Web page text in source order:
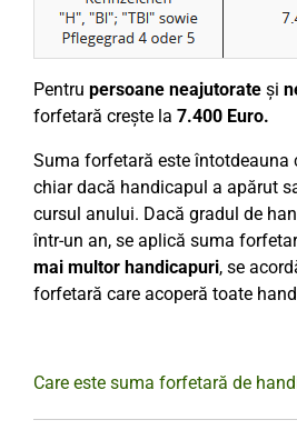
Pentru persoane neajutorate și
forfetară crește la 7.400 Euro.
Suma forfetară este întotdeauna
chiar dacă handicapul a apărut
cursul anului. Dacă gradul de
într-un an, se aplică suma
mai multor handicapuri, se
forfetară care acoperă toate
Care este suma forfetară de